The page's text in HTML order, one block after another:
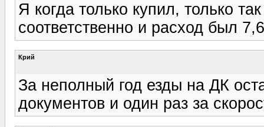
Я когда только купил, только
соответственно и расход был
Крий
За неполный год езды на ДК
документов и один раз за